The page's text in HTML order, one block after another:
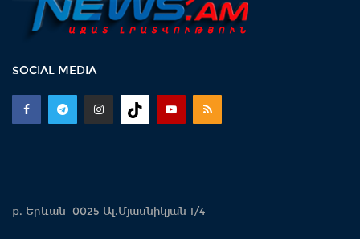
SOCIAL MEDIA
ք. Երևան 0025 Ալ.Մյասնիկյան 1/4